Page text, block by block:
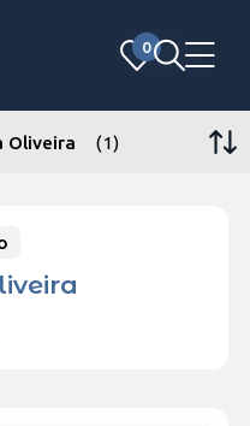
0
0
Oliveira (1)